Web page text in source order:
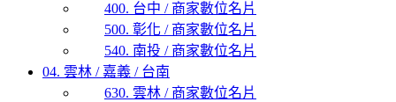
400. 台中 / 商家數位名片
500. 彰化 / 商家數位名片
540. 南投 / 商家數位名片
04. 雲林 / 嘉義 / 台南
630. 雲林 / 商家數位名片